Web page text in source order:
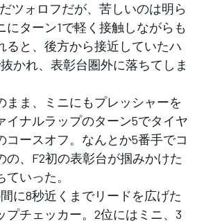
ツォロフだが、苦しいのは明ら
にターン1で軽く接触しながらも
ると、後方から接近していたハ
かれ、表彰台圏外に落ちてしま
ま、ミニにもプレッシャーを
イナルラップのターン5でタイヤ
コースオフ。なんとか5番手でコ
の、F2初の表彰台が掴みかけた
いった。
に8秒近くまでリードを広げた
プチェッカー。2位にはミニ、3